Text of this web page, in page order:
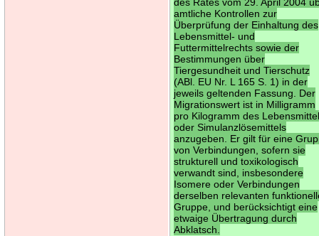
amtliche Kontrollen zur
Überprüfung der Einhaltung des
Lebensmittel- und
Futtermittelrechts sowie der
Bestimmungen über
Tiergesundheit und Tierschutz
(ABl. EU Nr. L 165 S. 1) in der
jeweils geltenden Fassung. Der
Migrationswert ist in Milligramm
pro Kilogramm des
oder Simulanzlösemittels
anzugeben. Er gilt für eine
von Verbindungen, sofern sie
strukturell und toxikologisch
verwandt sind, insbesondere
Isomere oder Verbindungen
derselben relevanten
Gruppe, und berücksichtigt eine
etwaige Übertragung durch
Abklatsch.